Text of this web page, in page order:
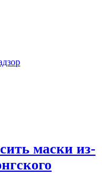
маски из-